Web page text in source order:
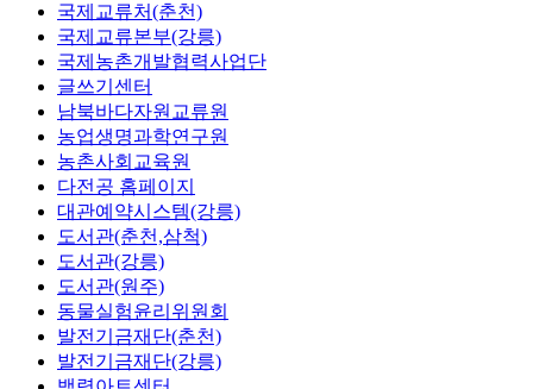
국제교류처(춘천)
국제교류본부(강릉)
국제농촌개발협력사업단
글쓰기센터
남북바다자원교류원
농업생명과학연구원
농촌사회교육원
다전공 홈페이지
대관예약시스템(강릉)
도서관(춘천,삼척)
도서관(강릉)
도서관(원주)
동물실험윤리위원회
발전기금재단(춘천)
발전기금재단(강릉)